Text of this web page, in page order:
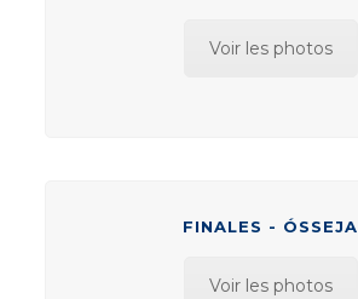
Voir les photos
FINALES - ÓSSEJA
Voir les photos